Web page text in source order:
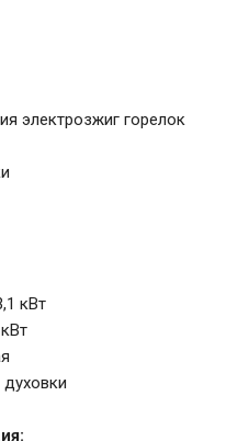
электрозжиг горелок
кВт